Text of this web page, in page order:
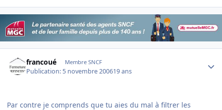
francoué Membre SNCF
Publication: 5 novembre 200619 ans
Par contre je comprends que tu aies du mal à filtrer les